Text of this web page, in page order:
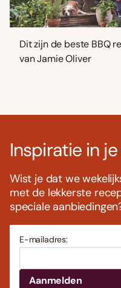
Dit zijn de beste BBQ
van Jamie Oliver
Inspiratie in
Wist je dat we
met de lekkerste
speciale
E-mailadres: